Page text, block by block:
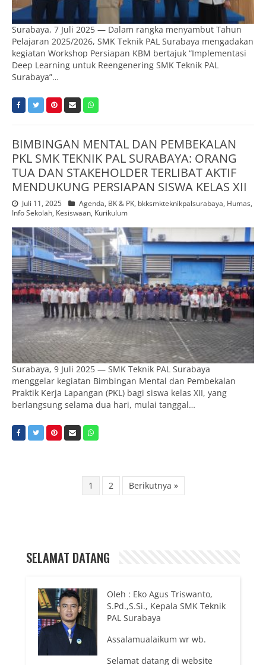
Surabaya, 7 Juli 2025 — Dalam rangka menyambut Tahun
Pelajaran 2025/2026, SMK Teknik PAL Surabaya mengadakan
kegiatan Workshop Persiapan KBM bertajuk “Implementasi
Deep Learning untuk Reengenering SMK Teknik PAL
Surabaya”…
BIMBINGAN MENTAL DAN PEMBEKALAN
PKL SMK TEKNIK PAL SURABAYA: ORANG
TUA DAN STAKEHOLDER TERLIBAT AKTIF
MENDUKUNG PERSIAPAN SISWA KELAS XII
Juli 11, 2025 Agenda, BK & PK, bkksmkteknikpalsurabaya, Humas,
Info Sekolah, Kesiswaan, Kurikulum
Surabaya, 9 Juli 2025 — SMK Teknik PAL Surabaya
menggelar kegiatan Bimbingan Mental dan Pembekalan
Praktik Kerja Lapangan (PKL) bagi siswa kelas XII, yang
berlangsung selama dua hari, mulai tanggal…
1 2 Berikutnya »
SELAMAT DATANG
Oleh : Eko Agus Triswanto,
S.Pd.,S.Si., Kepala SMK Teknik
PAL Surabaya
Assalamualaikum wr wb.
Selamat datang di website